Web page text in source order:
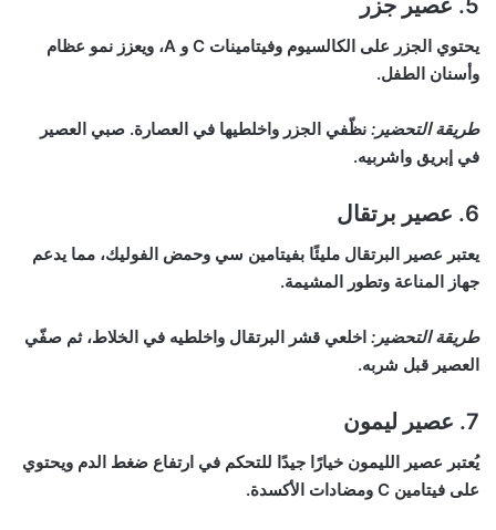
5. عصير جزر
يحتوي الجزر على الكالسيوم وفيتامينات C و A، ويعزز نمو عظام
وأسنان الطفل.
طريقة التحضير: نظّفي الجزر واخلطيها في العصارة. صبي العصير
في إبريق واشربيه.
6. عصير برتقال
يعتبر عصير البرتقال مليئًا بفيتامين سي وحمض الفوليك، مما يدعم
جهاز المناعة وتطور المشيمة.
طريقة التحضير: اخلعي قشر البرتقال واخلطيه في الخلاط، ثم صفّي
العصير قبل شربه.
7. عصير ليمون
يُعتبر عصير الليمون خيارًا جيدًا للتحكم في ارتفاع ضغط الدم ويحتوي
على فيتامين C ومضادات الأكسدة.